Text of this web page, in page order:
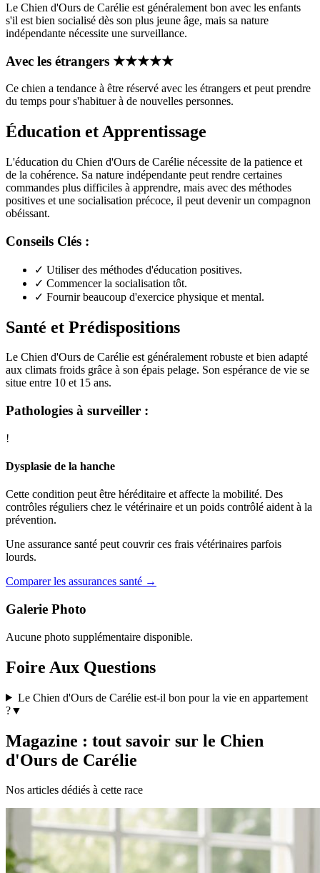
Le Chien d'Ours de Carélie est généralement bon avec les enfants
s'il est bien socialisé dès son plus jeune âge, mais sa nature
indépendante nécessite une surveillance.
Avec les étrangers ★★★★★
Ce chien a tendance à être réservé avec les étrangers et peut prendre
du temps pour s'habituer à de nouvelles personnes.
Éducation et Apprentissage
L'éducation du Chien d'Ours de Carélie nécessite de la patience et
de la cohérence. Sa nature indépendante peut rendre certaines
commandes plus difficiles à apprendre, mais avec des méthodes
positives et une socialisation précoce, il peut devenir un compagnon
obéissant.
Conseils Clés :
✓ Utiliser des méthodes d'éducation positives.
✓ Commencer la socialisation tôt.
✓ Fournir beaucoup d'exercice physique et mental.
Santé et Prédispositions
Le Chien d'Ours de Carélie est généralement robuste et bien adapté
aux climats froids grâce à son épais pelage. Son espérance de vie se
situe entre 10 et 15 ans.
Pathologies à surveiller :
!
Dysplasie de la hanche
Cette condition peut être héréditaire et affecte la mobilité. Des
contrôles réguliers chez le vétérinaire et un poids contrôlé aident à la
prévention.
Une assurance santé peut couvrir ces frais vétérinaires parfois
lourds.
Comparer les assurances santé →
Galerie Photo
Aucune photo supplémentaire disponible.
Foire Aux Questions
Le Chien d'Ours de Carélie est-il bon pour la vie en appartement
?▼
Magazine : tout savoir sur le Chien
d'Ours de Carélie
Nos articles dédiés à cette race